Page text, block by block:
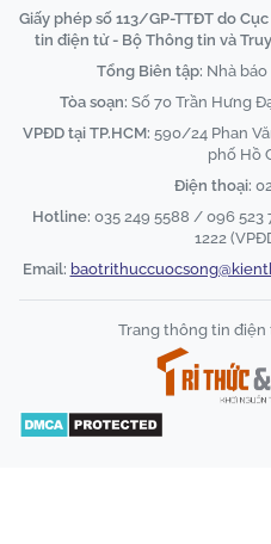
Giấy phép số 113/GP-TTĐT do
tin điện tử - Bộ Thông tin và
Tổng Biên tập: Nhà
Tòa soạn: Số 70 Trần Hưng
VPĐD tại TP.HCM: 590/24 Phan
phố Hồ
Điện thoại:
Hotline: 035 249 5588 / 096 523
1222
Email:
Trang thông tin